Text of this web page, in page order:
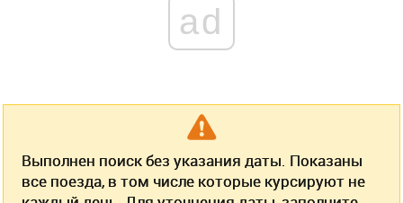
ad
Выполнен поиск без указания даты. Показаны
все поезда, в том числе которые курсируют не